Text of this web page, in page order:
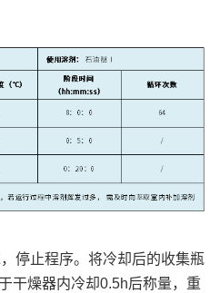
停止程序。将冷却后的收集瓶
干燥器内冷却0.5h后称量，重